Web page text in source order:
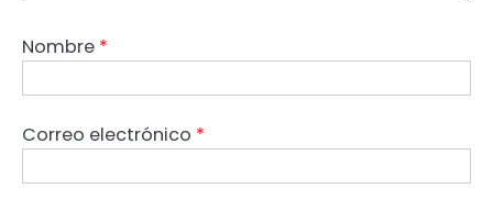
Nombre *
Correo electrónico *